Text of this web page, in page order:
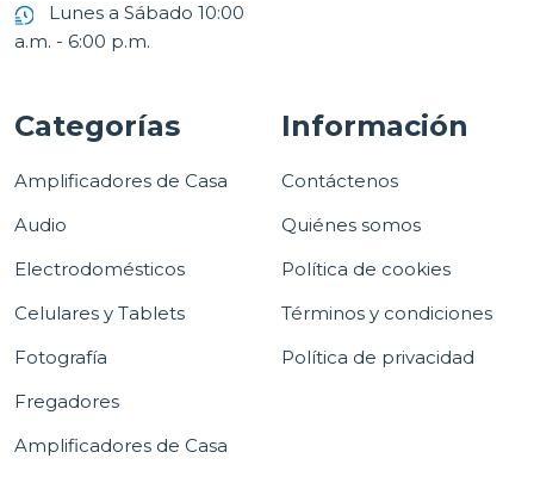
Lunes a Sábado 10:00
a.m. - 6:00 p.m.
Categorías
Amplificadores de Casa
Audio
Electrodomésticos
Celulares y Tablets
Fotografía
Fregadores
Amplificadores de Casa
Información
Contáctenos
Quiénes somos
Política de cookies
Términos y condiciones
Política de privacidad